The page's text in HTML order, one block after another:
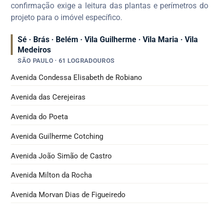
confirmação exige a leitura das plantas e perímetros do
projeto para o imóvel específico.
Sé · Brás · Belém · Vila Guilherme · Vila Maria · Vila
Medeiros
SÃO PAULO · 61 LOGRADOUROS
Avenida Condessa Elisabeth de Robiano
Avenida das Cerejeiras
Avenida do Poeta
Avenida Guilherme Cotching
Avenida João Simão de Castro
Avenida Milton da Rocha
Avenida Morvan Dias de Figueiredo